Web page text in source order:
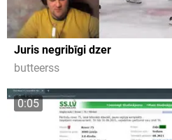
Juris negribīgi dzer
butteerss
0:05